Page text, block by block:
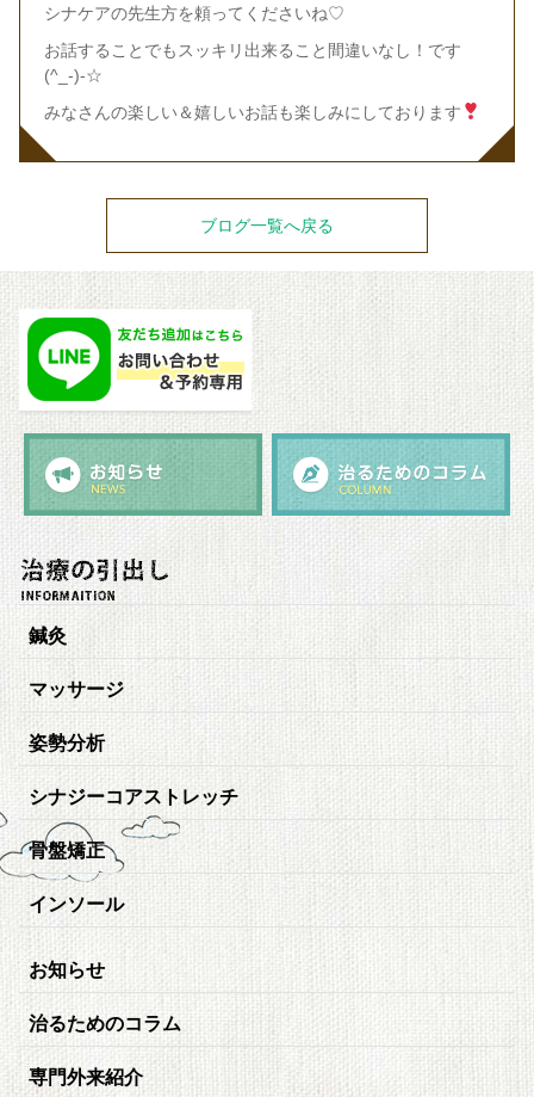
鍼灸
マッサージ
姿勢分析
シナジーコアストレッチ
骨盤矯正
インソール
お知らせ
治るためのコラム
専門外来紹介
シナケアの先生方を頼ってくださいね♡
お話することでもスッキリ出来ること間違いなし！です
(^_-)-☆
みなさんの楽しい＆嬉しいお話も楽しみにしております
ブログ一覧へ戻る